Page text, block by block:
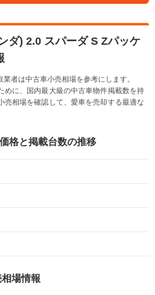
ダ) 2.0 スパーダ S Zパッケ
者は中古車小売相場を参考にします。
めに、国内最大級の中古車物件掲載数を持
売相場を確認して、愛車を売却する最適な
格と掲載台数の推移
場情報